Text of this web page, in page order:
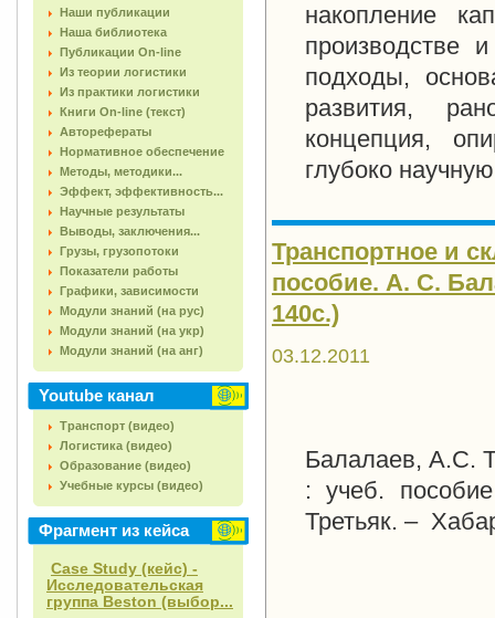
Наши публикации
Наша библиотека
Публикации On-line
Из теории логистики
Из практики логистики
Книги On-line (текст)
Авторефераты
Нормативное обеспечение
Методы, методики...
Эффект, эффективность...
Научные результаты
Выводы, заключения...
Грузы, грузопотоки
Показатели работы
Графики, зависимости
Модули знаний (на рус)
Модули знаний (на укр)
Модули знаний (на анг)
Youtube канал
Транспорт (видео)
Логистика (видео)
Образование (видео)
Учебные курсы (видео)
Фрагмент из кейса
Case Study (кейс) -
Исследовательская
группа Beston (выбор...
накопление
производстве
подходы,
развития,
концепция,
глубоко
Транспортное и
пособие. А. С.
140с.)
03.12.2011
Балалаев, А.С.
: учеб.
Третьяк. –